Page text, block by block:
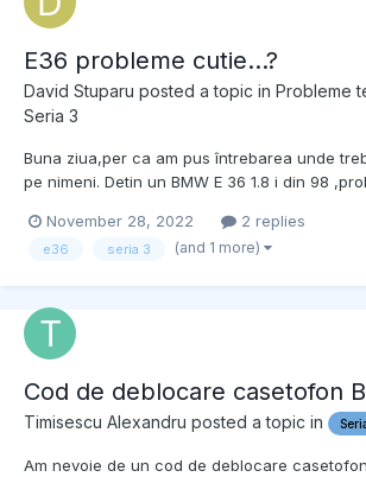
E36 probleme cutie...?
David Stuparu posted a topic in Probleme
Seria 3
Buna ziua,per ca am pus întrebarea unde
pe nimeni. Detin un BMW E 36 1.8 i din 98
și din marșarier atunci când este pornita.Cu
scoate din viteze și merge normal ....
November 28, 2022 2 replies
e36 seria 3 (and 1 more)
Cod de deblocare casetofon
Timisescu Alexandru posted a topic in
Am nevoie de un cod de deblocare